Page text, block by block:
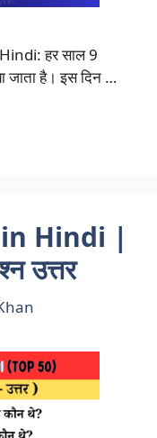
हर साल 9
जाता है। इस दिन …
Hindi |
उत्तर